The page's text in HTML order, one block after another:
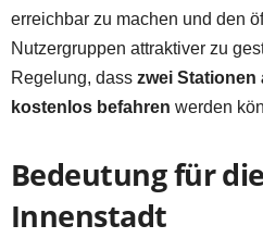
erreichbar zu machen und den
Nutzergruppen attraktiver zu
Regelung, dass zwei Stationen
kostenlos befahren werden
Bedeutung für
Innenstadt